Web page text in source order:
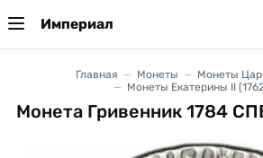
Империал
Главная Монеты
Монеты
Монеты Екатерины II
Монета Гривенник 1784